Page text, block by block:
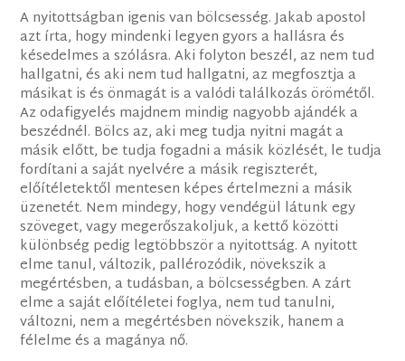
A nyitottságban igenis van bölcsesség. Jakab apostol
azt írta, hogy mindenki legyen gyors a hallásra és
késedelmes a szólásra. Aki folyton beszél, az nem tud
hallgatni, és aki nem tud hallgatni, az megfosztja a
másikat is és önmagát is a valódi találkozás örömétől.
Az odafigyelés majdnem mindig nagyobb ajándék a
beszédnél. Bölcs az, aki meg tudja nyitni magát a
másik előtt, be tudja fogadni a másik közlését, le tudja
fordítani a saját nyelvére a másik regiszterét,
előítéletektől mentesen képes értelmezni a másik
üzenetét. Nem mindegy, hogy vendégül látunk egy
szöveget, vagy megerőszakoljuk, a kettő közötti
különbség pedig legtöbbször a nyitottság. A nyitott
elme tanul, változik, pallérozódik, növekszik a
megértésben, a tudásban, a bölcsességben. A zárt
elme a saját előítéletei foglya, nem tud tanulni,
változni, nem a megértésben növekszik, hanem a
félelme és a magánya nő.